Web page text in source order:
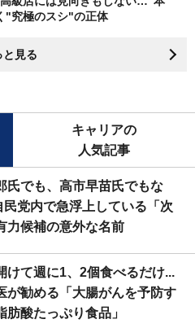
"究極のスシ"の正体
と見る
キャリアの
人気記事
氏でも、高市早苗氏でもな
民党内で急浮上している「次
力候補の意外な名前
けて週に1、2個食べるだけ...
が勧める「大腸がんを予防す
肪酸たっぷり食品」